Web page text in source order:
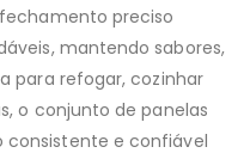
preciso
mantendo sabores,
para refogar, cozinhar
o conjunto de panelas
consistente e confiável